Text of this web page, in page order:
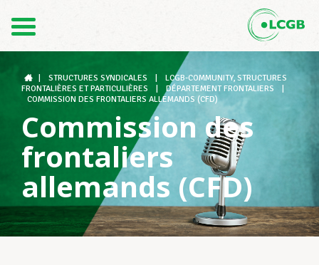
DE
Le LCGB
Structures syndicales
Assistance au Travail
STRUCTURES SYNDICALES
LCGB-COMMUNITY, STRUCTURES
FRONTALIÈRES ET PARTICULIÈRES
DÉPARTEMENT FRONTALIERS
COMMISSION DES FRONTALIERS ALLEMANDS (CFD)
Commission des
frontaliers
allemands (CFD)